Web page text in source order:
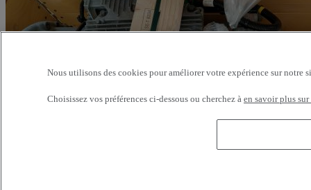
Nous utilisons des cookies pour améliorer votre expérience sur notre
Choisissez vos préférences ci-dessous ou cherchez à en savoir plus